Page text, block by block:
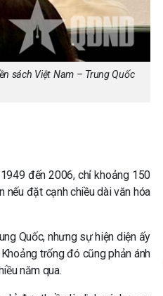
sách Việt Nam – Trung Quốc
đến 2006, chỉ khoảng 150
nếu đặt cạnh chiều dài văn hóa
Quốc, nhưng sự hiện diện ấy
trống đó cũng phản ánh
năm qua.